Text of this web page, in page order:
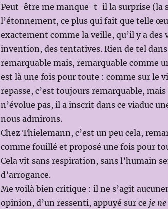
Peut-être me manque-t-il la surprise (la
l’étonnement, ce plus qui fait que telle
exactement comme la veille, qu’il y a
invention, des tentatives. Rien de tel
remarquable mais, remarquable comme
est là une fois pour toute : comme sur le
repasse, c’est toujours remarquable,
n’évolue pas, il a inscrit dans ce viaduc
nous admirons.
Chez Thielemann, c’est un peu cela,
comme fouillé et proposé une fois pour
Cela vit sans respiration, sans l’humain
d’arrogance.
Me voilà bien critique : il ne s’agit
opinion, d’un ressenti, appuyé sur ce je